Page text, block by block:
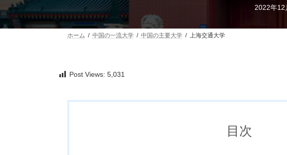
2022年12
ホーム 中国の一流大学 中国の主要大学 上海交通大学
Post Views: 5,031
目次